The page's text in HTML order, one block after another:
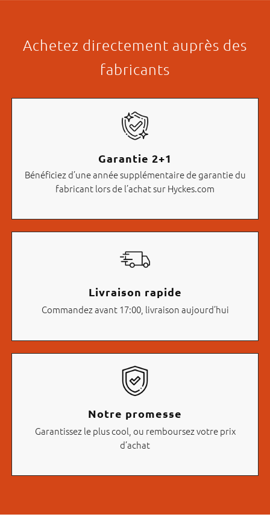
Achetez directement auprès des
fabricants
Garantie 2+1
Bénéficiez d’une année supplémentaire de garantie du
fabricant lors de l’achat sur Hyckes.com
Livraison rapide
Commandez avant 17:00, livraison aujourd’hui
Notre promesse
Garantissez le plus cool, ou remboursez votre prix
d’achat